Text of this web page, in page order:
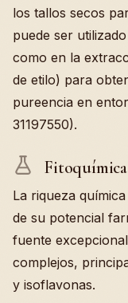
los tallos secos
puede ser
como en la
de etilo) para
pureencia en
31197550).
Fitoquímica
La riqueza química
de su potencial
fuente
complejos,
y isoflavonas.